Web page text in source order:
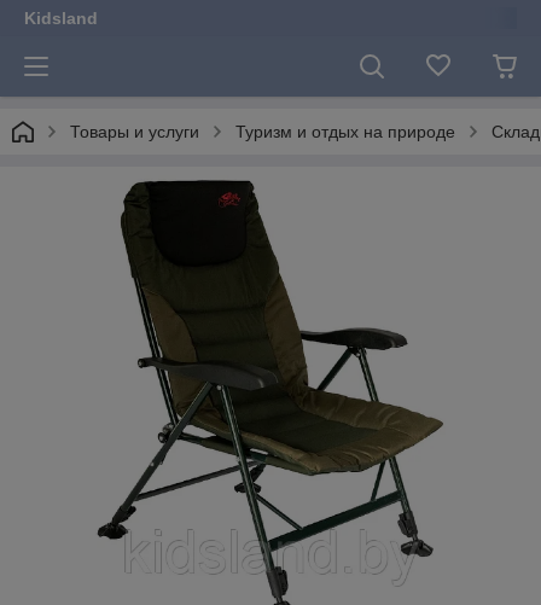
Kidsland
Товары и услуги Туризм и отдых на природе